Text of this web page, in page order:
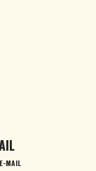
MAIL